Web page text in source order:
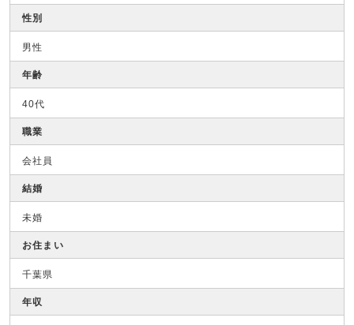
性別
男性
年齢
40代
職業
会社員
結婚
未婚
お住まい
千葉県
年収